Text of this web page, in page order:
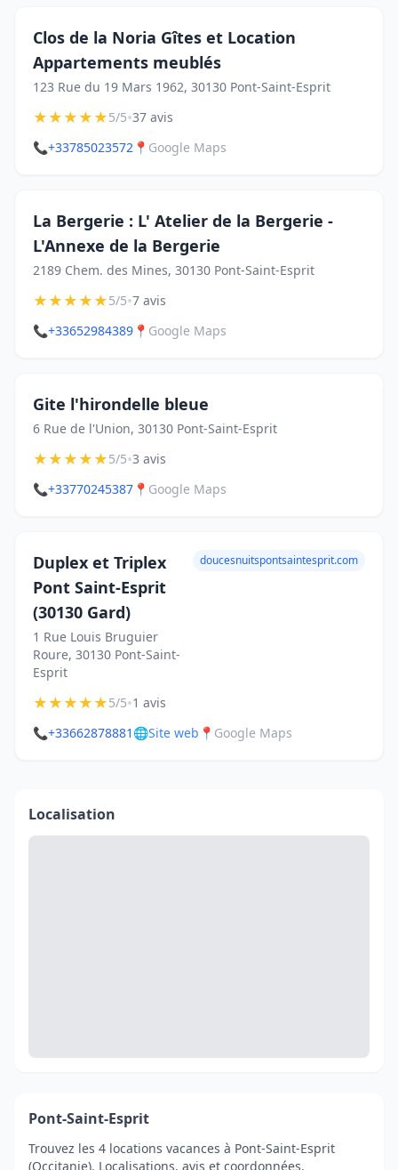
Clos de la Noria Gîtes et Location
Appartements meublés
123 Rue du 19 Mars 1962, 30130 Pont-Saint-Esprit
★★★★★5/5•37 avis
📞+33785023572 📍 Google Maps
La Bergerie : L' Atelier de la Bergerie -
L'Annexe de la Bergerie
2189 Chem. des Mines, 30130 Pont-Saint-Esprit
★★★★★5/5•7 avis
📞+33652984389 📍 Google Maps
Gite l'hirondelle bleue
6 Rue de l'Union, 30130 Pont-Saint-Esprit
★★★★★5/5•3 avis
📞+33770245387 📍 Google Maps
Duplex et Triplex
Pont Saint-Esprit
(30130 Gard)
1 Rue Louis Bruguier
Roure, 30130 Pont-Saint-
Esprit
doucesnuitspontsaintesprit.com
★★★★★5/5•1 avis
📞+33662878881 🌐Site web 📍 Google Maps
Localisation
Pont-Saint-Esprit
Trouvez les 4 locations vacances à Pont-Saint-Esprit
(Occitanie). Localisations, avis et coordonnées.